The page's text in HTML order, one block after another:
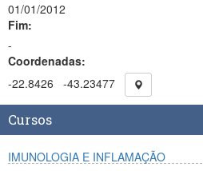
01/01/2012
Fim:
-
Coordenadas:
-22.8426
-43.23477
Cursos
IMUNOLOGIA E INFLAMAÇÃO